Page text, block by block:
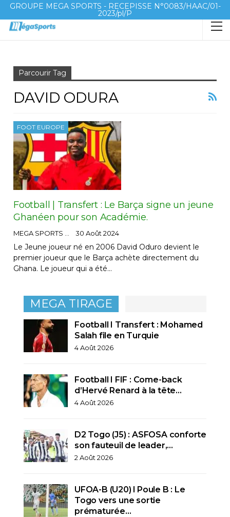
GROUPE MEGA SPORTS - RECEPISSE N°0083/HAAC/01-
2023/pl/P
Parcourir Tag
DAVID ODURA
FOOT EUROPE
Football | Transfert : Le Barça signe un jeune
Ghanéen pour son Académie.
30 Août 2024
Le Jeune joueur né en 2006 David Oduro devient le
premier joueur que le Barça achète directement du
Ghana. Le joueur qui a été…
MEGA TIRAGE
Football I Transfert : Mohamed
Salah file en Turquie
4 Août 2026
Football I FIF : Come-back
d’Hervé Renard à la tête…
4 Août 2026
D2 Togo (J5) : ASFOSA conforte
son fauteuil de leader,…
2 Août 2026
UFOA-B (U20) l Poule B : Le
Togo vers une sortie
prématurée…